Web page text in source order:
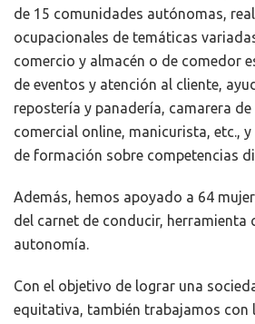
de 15 comunidades autónomas,
ocupacionales de temáticas
comercio y almacén o de comedor
de eventos y atención al cliente,
repostería y panadería, camarera
comercial online, manicurista, etc.,
de formación sobre competencias
Además, hemos apoyado a 64
del carnet de conducir, herramienta
autonomía.
Con el objetivo de lograr una
equitativa, también trabajamos con